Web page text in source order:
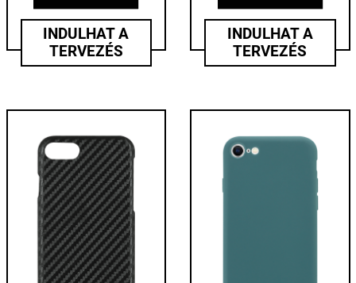
INDULHAT A
TERVEZÉS
INDULHAT A
TERVEZÉS